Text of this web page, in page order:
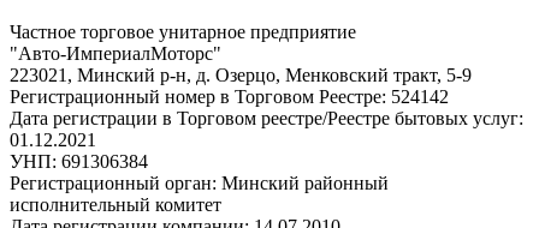
Частное торговое унитарное предприятие
"Авто-ИмпериалМоторс"
223021, Минский р-н, д. Озерцо, Менковский тракт, 5-9
Регистрационный номер в Торговом Реестре: 524142
Дата регистрации в Торговом реестре/Реестре бытовых услуг:
01.12.2021
УНП: 691306384
Регистрационный орган: Минский районный
исполнительный комитет